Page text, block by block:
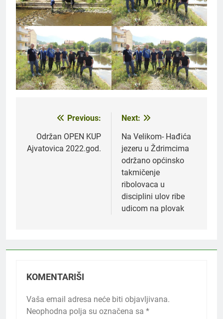
Navigacija
članaka
Previous:
Održan OPEN KUP
Ajvatovica 2022.god.
Next:
Na Velikom- Hađića
jezeru u Ždrimcima
održano općinsko
takmičenje
ribolovaca u
disciplini ulov ribe
udicom na plovak
KOMENTARIŠI
Vaša email adresa neće biti objavljivana.
Neophodna polja su označena sa *